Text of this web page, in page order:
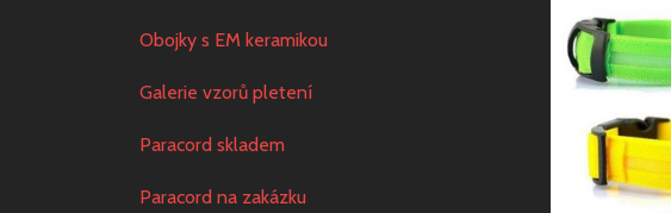
Obojky s EM keramikou
Galerie vzorů pletení
Paracord skladem
Paracord na zakázku